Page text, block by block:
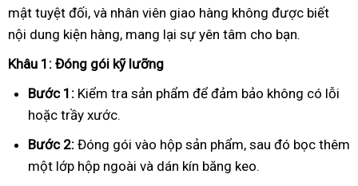
mật tuyệt đối, và nhân viên giao hàng không được biết
nội dung kiện hàng, mang lại sự yên tâm cho bạn.
Khâu 1: Đóng gói kỹ lưỡng
Bước 1: Kiểm tra sản phẩm để đảm bảo không có lỗi
hoặc trầy xước.
Bước 2: Đóng gói vào hộp sản phẩm, sau đó bọc thêm
một lớp hộp ngoài và dán kín băng keo.